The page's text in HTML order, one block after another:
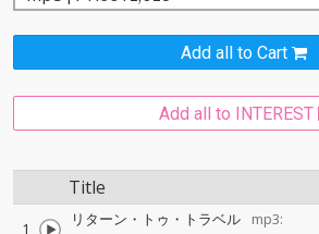
Add all to Cart
Add all to INTEREST
Title
1 リターン・トゥ・トラベル
mp3: